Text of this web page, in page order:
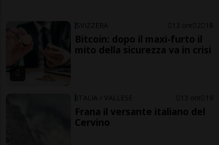
SVIZZERA 13 ore 2 18
Bitcoin: dopo il maxi-furto il
mito della sicurezza va in crisi
ITALIA / VALLESE 13 ore 19
Frana il versante italiano del
Cervino